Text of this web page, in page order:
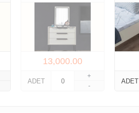
13,000.00
ADET
+
-
ADET